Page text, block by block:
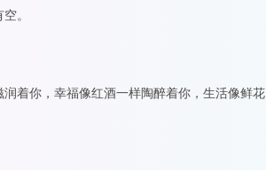
。
着你，幸福像红酒一样陶醉着你，生活像鲜花